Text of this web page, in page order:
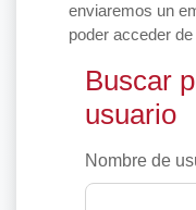
enviaremos un
poder acceder
Buscar por
Buscar
usuario
Nombre de